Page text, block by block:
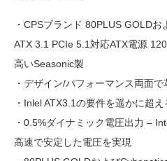
・CPSブランド 80PLUS GOLDお
ATX 3.1 PCIe 5.1対応ATX電源
高いSeasonic製
・デザイン/パフォーマンス両面
・Inlel ATX3.1の要件を遥かに超
・0.5%ダイナミック電圧出力 –
高速で安定した電圧を実現